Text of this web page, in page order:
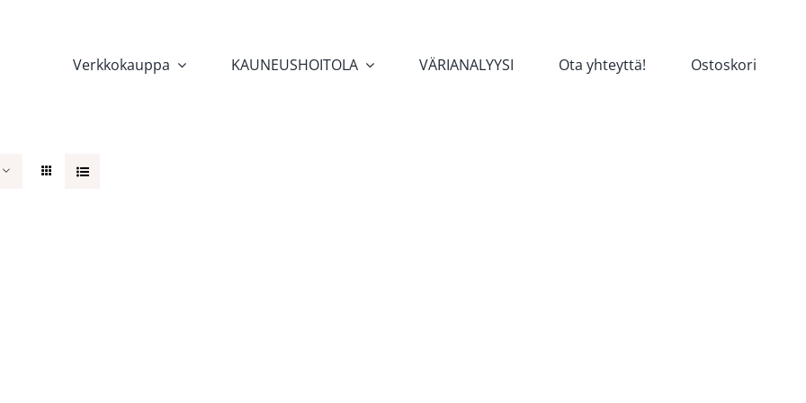
Verkkokauppa KAUNEUSHOITOLA VÄRIANALYYSI Ota yhteyttä! Ostoskori